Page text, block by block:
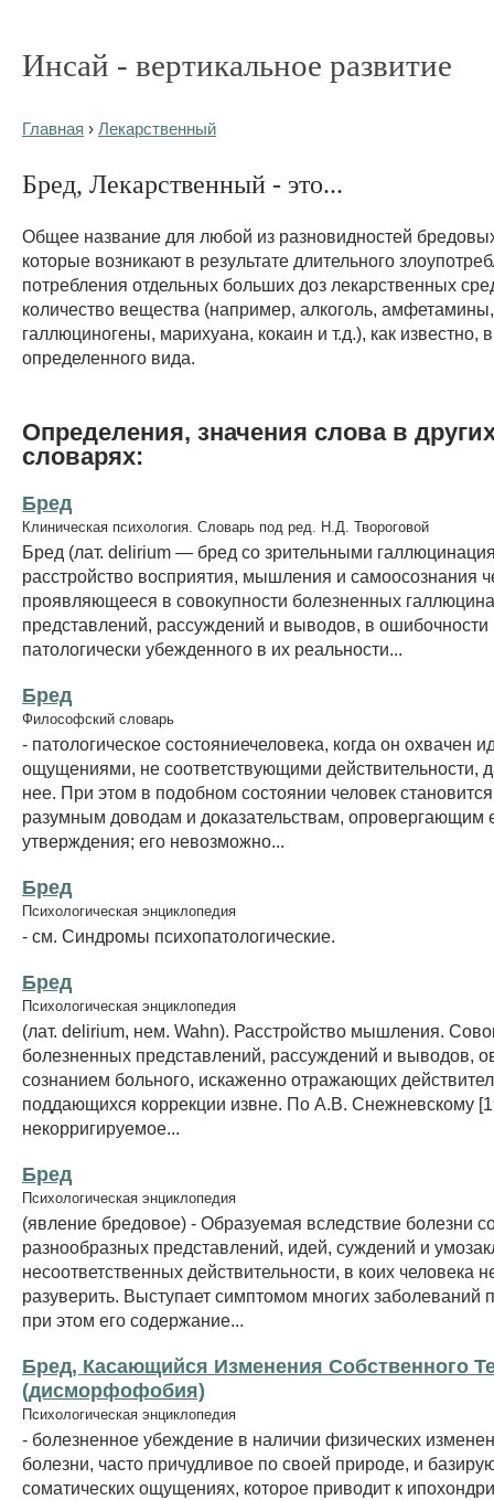
Инсай - вертикальное развитие
Главная › Лекарственный
Бред, Лекарственный - это...
Общее название для любой из разновидностей
которые возникают в результате длительного
потребления отдельных больших доз лекарственных
количество вещества (например, алкоголь,
галлюциногены, марихуана, кокаин и т.д.), как известно,
определенного вида.
Определения, значения слова в
словарях:
Бред
Клиническая психология. Словарь под ред. Н.Д. Твороговой
Бред (лат. delirium — бред со зрительными
расстройство восприятия, мышления и самоосознания
проявляющееся в совокупности болезненных
представлений, рассуждений и выводов, в ошибочности
патологически убежденного в их реальности...
Бред
Философский словарь
- патологическое состояниечеловека, когда он охвачен
ощущениями, не соответствующими действительности,
нее. При этом в подобном состоянии человек
разумным доводам и доказательствам, опровергающим
утверждения; его невозможно...
Бред
Психологическая энциклопедия
- см. Синдромы психопатологические.
Бред
Психологическая энциклопедия
(лат. delirium, нем. Wahn). Расстройство мышления.
болезненных представлений, рассуждений и выводов,
сознанием больного, искаженно отражающих
поддающихся коррекции извне. По А.В. Снежневскому
некорригируемое...
Бред
Психологическая энциклопедия
(явление бредовое) - Образуемая вследствие болезни
разнообразных представлений, идей, суждений и
несоответственных действительности, в коих человека
разуверить. Выступает симптомом многих заболеваний
при этом его содержание...
Бред, Касающийся Изменения Собственного
(дисморфофобия)
Психологическая энциклопедия
- болезненное убеждение в наличии физических
болезни, часто причудливое по своей природе, и
соматических ощущениях, которое приводит к